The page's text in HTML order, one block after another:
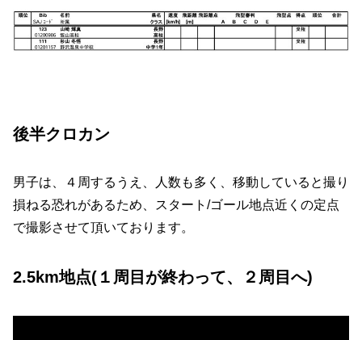
後半クロカン
男子は、４周するうえ、人数も多く、移動していると撮り
損ねる恐れがあるため、スタート/ゴール地点近くの定点
で撮影させて頂いております。
2.5km地点(１周目が終わって、２周目へ)